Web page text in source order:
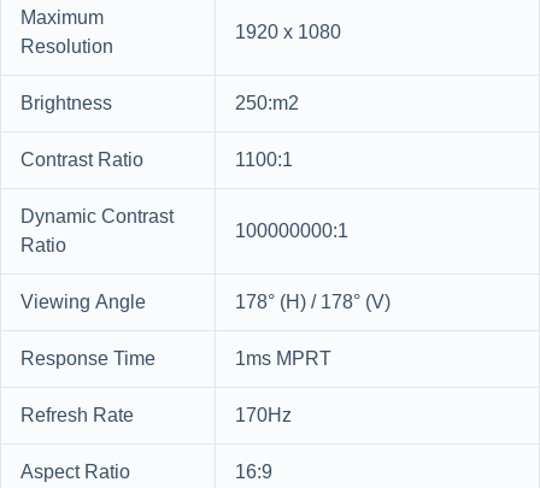
Maximum
Resolution
1920 x 1080
Brightness
250:m2
Contrast Ratio
1100:1
Dynamic Contrast
Ratio
100000000:1
Viewing Angle
178° (H) / 178° (V)
Response Time
1ms MPRT
Refresh Rate
170Hz
Aspect Ratio
16:9